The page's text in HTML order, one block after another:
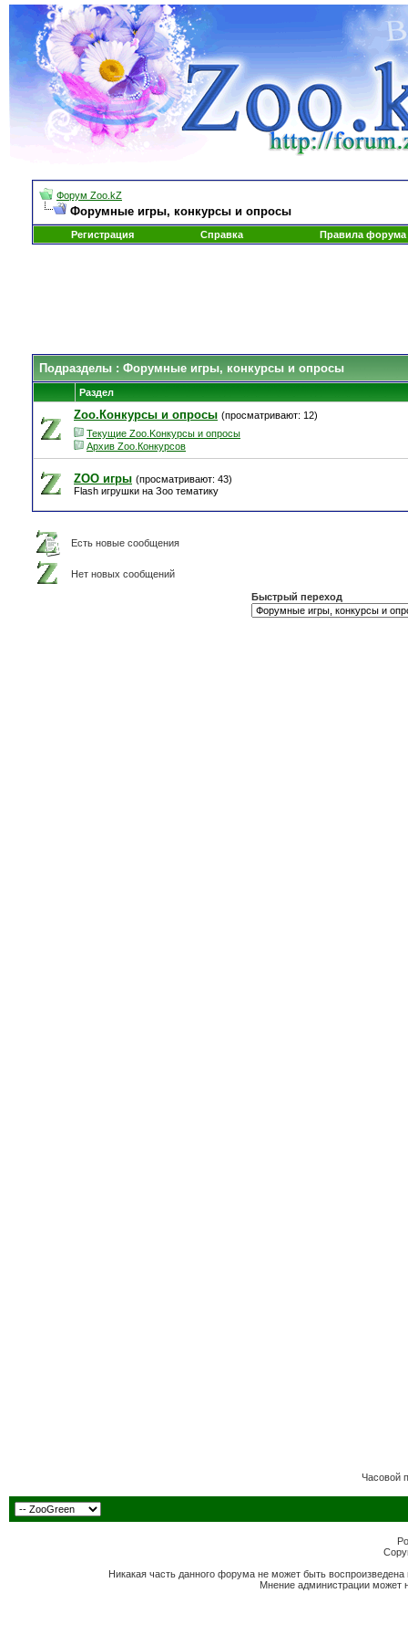
Форум Zoo.kZ
Форумные игры, конкурсы и опросы
Регистрация Справка Правила форума
Подразделы : Форумные игры, конкурсы и опросы
Раздел
Zoo.Конкурсы и опросы (просматривают: 12)
Текущие Zoo.Kонкурсы и опросы
Архив Zoo.Конкурсов
ZOO игры (просматривают: 43)
Flash игрушки на Зоо тематику
Есть новые сообщения
Нет новых сообщений
Быстрый переход
Часовой
Никакая часть данного форума не может быть
Мнение администрации может